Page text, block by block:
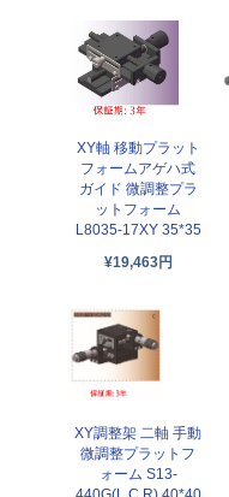
XY軸 移動プラット
フォームアゲハ式
ガイド 微調整プラ
ットフォーム
L8035-17XY 35*35
¥19,463円
XY調整架 二軸 手動
微調整プラットフ
ォーム S13-